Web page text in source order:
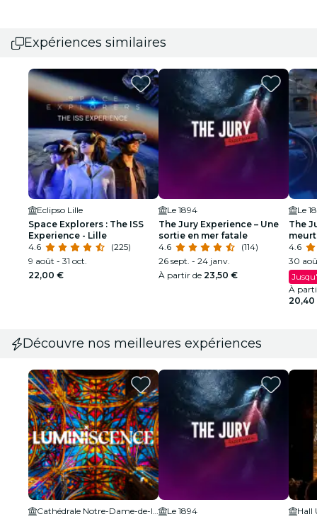
Expériences similaires
Eclipso Lille
Space Explorers : The ISS
Experience - Lille
4.6
(225)
9 août - 31 oct.
22,00 €
Le 1894
The Jury Experience – Une
sortie en mer fatale
4.6
(114)
26 sept. - 24 janv.
À partir de 23,50 €
Le
The
4.6
30
À
20,40
Découvre nos meilleures expériences
Cathédrale Notre-Dame-de-la-Treille de Lille
Le 1894
Hall